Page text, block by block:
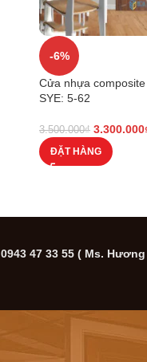
-6%
Cửa nhựa
SYE: 5-62
3.500.000₫ 3.300.000
ĐẶT HÀNG
0943 47 33 55( Ms. Hương